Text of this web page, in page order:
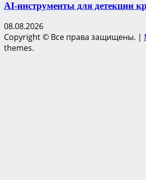
AI-инструменты для детекции
08.08.2026
Copyright © Все права защищены. |
themes.